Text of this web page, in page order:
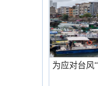
为应对台风